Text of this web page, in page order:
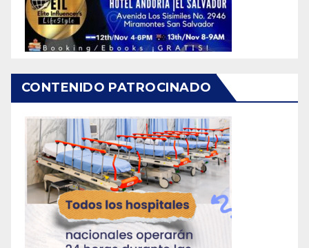
CONTENIDO PATROCINADO